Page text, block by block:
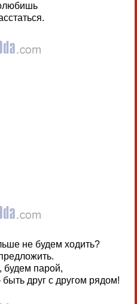
не будем ходить?
будем парой,
друг с другом рядом!